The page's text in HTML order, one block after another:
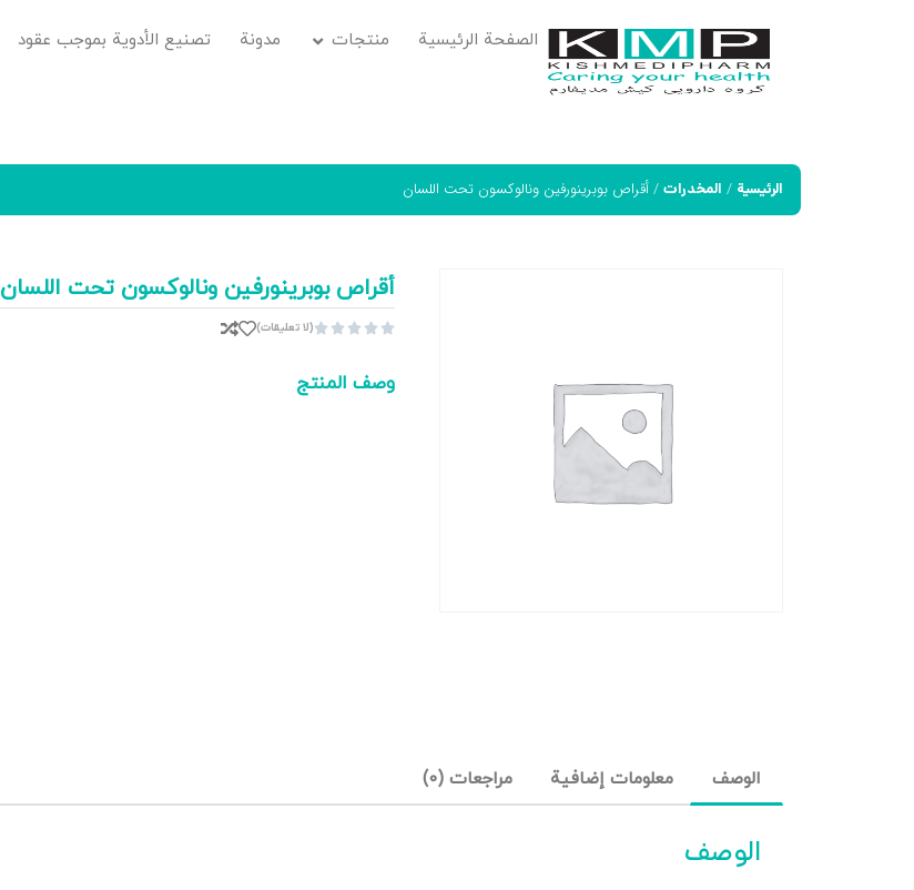
الصفحة الرئيسية منتجات مدونة تصنيع الأدوية بموجب عقود
الرئيسية / المخدرات / أقراص بوبرينورفين ونالوكسون تحت اللسان
أقراص بوبرينورفين ونالوكسون تحت اللسان




(لا تعليقات)
وصف المنتج
الوصف معلومات إضافية مراجعات (0)
الوصف